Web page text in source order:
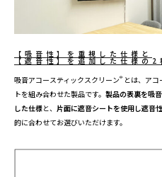
【吸音性】を重視した仕様と
【遮音性】を追加した仕様の2
吸音アコースティックスクリーン® とは、ア
トを組み合わせた製品です。 製品の表裏を吸
した仕様と、 片面に遮音シートを使用し遮音
的に合わせてお選びいただけます。